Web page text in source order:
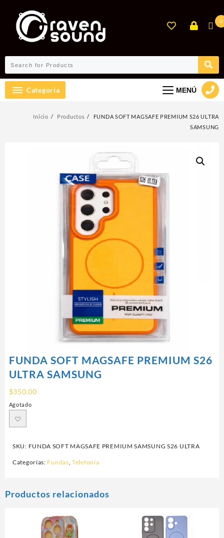
contenido
0
Categoría MENÚ
Inicio Productos
FUNDA SOFT MAGSAFE PREMIUM S26 ULTRA
SAMSUNG
FUNDA SOFT MAGSAFE PREMIUM S26
ULTRA SAMSUNG
$350.00
Agotado
SKU: FUNDA SOFT MAGSAFE PREMIUM SAMSUNG S26 ULTRA
Categorías: Fundas,Telefonía
Productos relacionados